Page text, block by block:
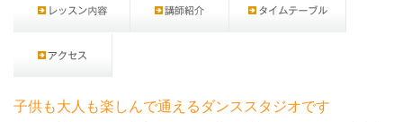
子供も大人も楽しんで通えるダンススタジオです